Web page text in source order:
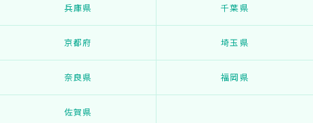
兵庫県 千葉県
京都府 埼玉県
奈良県 福岡県
佐賀県